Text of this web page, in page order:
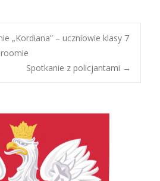
„Kordiana” – uczniowie klasy 7
Spotkanie z policjantami →